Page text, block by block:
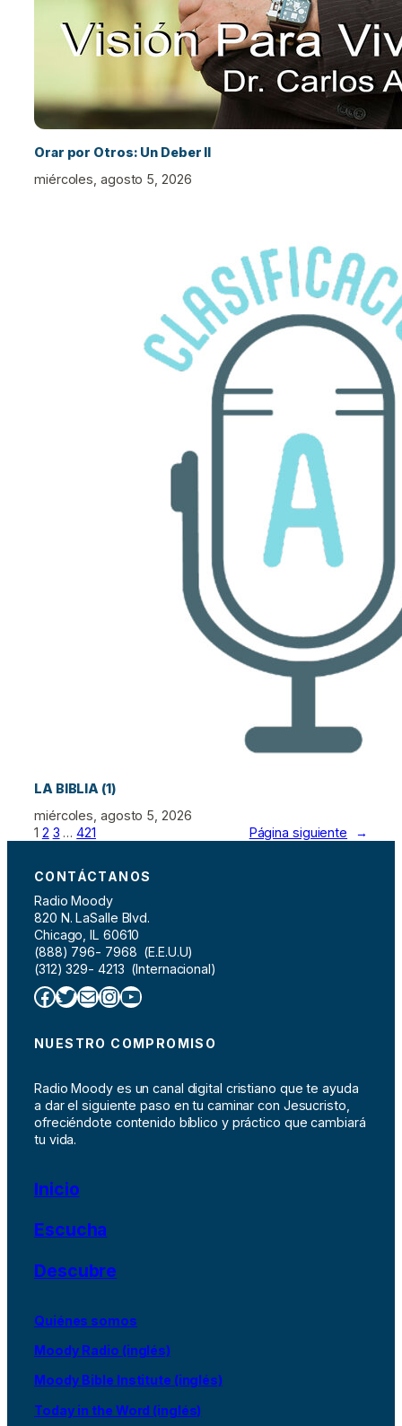
Orar por Otros: Un Deber II
miércoles, agosto 5, 2026
LA BIBLIA (1)
miércoles, agosto 5, 2026
1 2 3 … 421 Página siguiente →
CONTÁCTANOS
Radio Moody
820 N. LaSalle Blvd.
Chicago, IL 60610
(888) 796- 7968 (E.E.U.U)
(312) 329- 4213 (Internacional)
Facebook Twitter Correo electrónico InstagramYouTube
NUESTRO COMPROMISO
Radio Moody es un canal digital cristiano que te ayuda
a dar el siguiente paso en tu caminar con Jesucristo,
ofreciéndote contenido bíblico y práctico que cambiará
tu vida.
Inicio
Escucha
Descubre
Quiénes somos
Moody Radio (inglés)
Moody Bible Institute (inglés)
Today in the Word (inglés)